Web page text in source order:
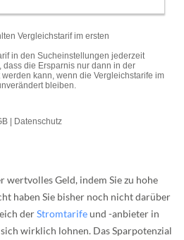
wertvolles Geld, indem Sie zu hohe
haben Sie bisher noch nicht darüber
derStromtarifeund -anbieter in
wirklich lohnen. Das Sparpotenzial